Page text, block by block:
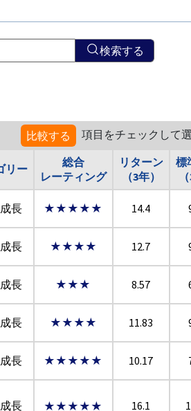
検索する
比較する 項目をチェックして
リー
総合
レーティング
リターン
（3年）
標
長 ★★★★★ 14.4
長 ★★★★ 12.7
長 ★★★ 8.57
長 ★★★★ 11.83
長 ★★★★★ 10.17
長 ★★★★★ 16.1